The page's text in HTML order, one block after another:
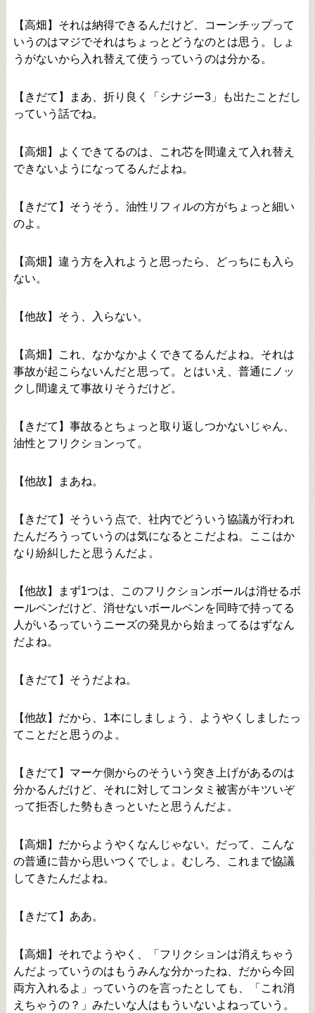
【高畑】それは納得できるんだけど、コーンチップって
いうのはマジでそれはちょっとどうなのとは思う。しょ
うがないから入れ替えて使うっていうのは分かる。
【きだて】まあ、折り良く「シナジー3」も出たことだし
っていう話でね。
【高畑】よくできてるのは、これ芯を間違えて入れ替え
できないようになってるんだよね。
【きだて】そうそう。油性リフィルの方がちょっと細い
のよ。
【高畑】違う方を入れようと思ったら、どっちにも入ら
ない。
【他故】そう、入らない。
【高畑】これ、なかなかよくできてるんだよね。それは
事故が起こらないんだと思って。とはいえ、普通にノッ
クし間違えて事故りそうだけど。
【きだて】事故るとちょっと取り返しつかないじゃん、
油性とフリクションって。
【他故】まあね。
【きだて】そういう点で、社内でどういう協議が行われ
たんだろうっていうのは気になるとこだよね。ここはか
なり紛糾したと思うんだよ。
【他故】まず1つは、このフリクションボールは消せるボ
ールペンだけど、消せないボールペンを同時で持ってる
人がいるっていうニーズの発見から始まってるはずなん
だよね。
【きだて】そうだよね。
【他故】だから、1本にしましょう、ようやくしましたっ
てことだと思うのよ。
【きだて】マーケ側からのそういう突き上げがあるのは
分かるんだけど、それに対してコンタミ被害がキツいぞ
って拒否した勢もきっといたと思うんだよ。
【高畑】だからようやくなんじゃない。だって、こんな
の普通に昔から思いつくでしょ。むしろ、これまで協議
してきたんだよね。
【きだて】ああ。
【高畑】それでようやく、「フリクションは消えちゃう
んだよっていうのはもうみんな分かったね、だから今回
両方入れるよ」っていうのを言ったとしても、「これ消
えちゃうの？」みたいな人はもういないよねっていう。